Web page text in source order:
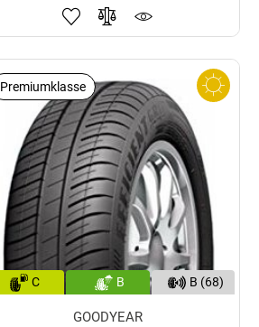
Premiumklasse
C B B (68)
GOODYEAR